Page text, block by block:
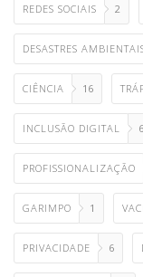
REDES SOCIAIS 2
DESASTRES
CIÊNCIA 16
INCLUSÃO DIGITAL 6
PROFISSIONALIZAÇÃO
GARIMPO 1
PRIVACIDADE 6